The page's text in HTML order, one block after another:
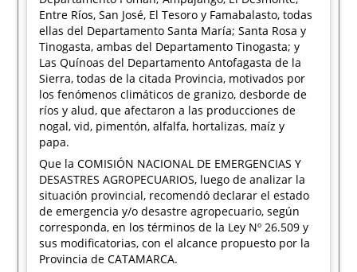
Entre Ríos, San José, El Tesoro y Famabalasto, todas
ellas del Departamento Santa María; Santa Rosa y
Tinogasta, ambas del Departamento Tinogasta; y
Las Quínoas del Departamento Antofagasta de la
Sierra, todas de la citada Provincia, motivados por
los fenómenos climáticos de granizo, desborde de
ríos y alud, que afectaron a las producciones de
nogal, vid, pimentón, alfalfa, hortalizas, maíz y
papa.
Que la COMISIÓN NACIONAL DE EMERGENCIAS Y
DESASTRES AGROPECUARIOS, luego de analizar la
situación provincial, recomendó declarar el estado
de emergencia y/o desastre agropecuario, según
corresponda, en los términos de la Ley Nº 26.509 y
sus modificatorias, con el alcance propuesto por la
Provincia de CATAMARCA.